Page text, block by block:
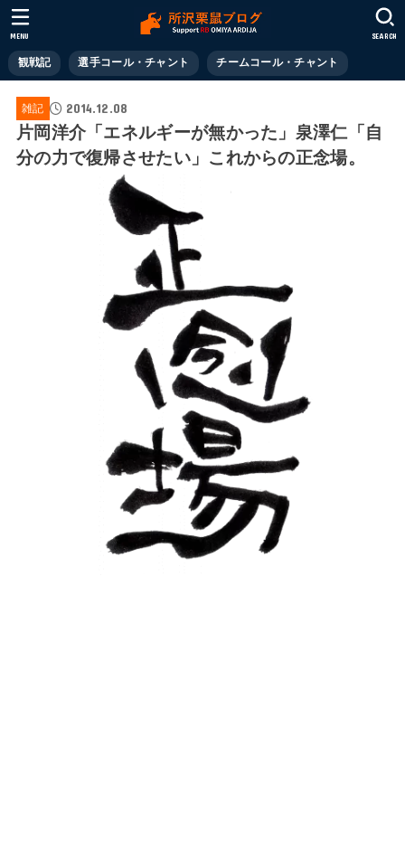
観戦記 選手コール・チャント チームコール・チャント
SEARCH
MENU
雑記 2014.12.08
片岡洋介「エネルギーが無かった」泉澤仁「自
分の力で復帰させたい」これからの正念場。